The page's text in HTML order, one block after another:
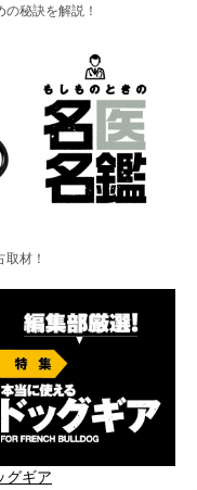
秘訣を解説！
材！
グギア